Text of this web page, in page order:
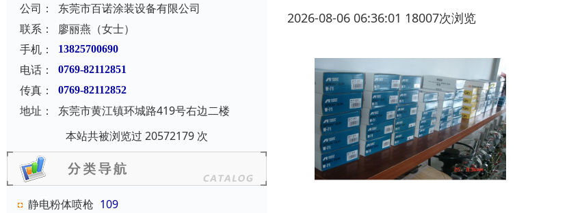
公司：
东莞市百诺涂装设备有限公司
联系：
廖丽燕（女士）
手机：
13825700690
电话： 0769-82112851
传真： 0769-82112852
地址：
东莞市黄江镇环城路419号右边二楼
本站共被浏览过 20572179 次
静电粉体喷枪 109
2026-08-06 06:36:01 18007次浏览